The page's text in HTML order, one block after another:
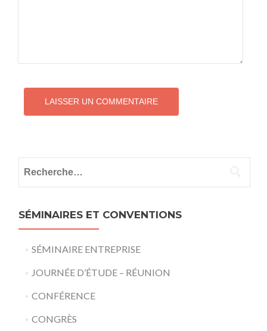
SÉMINAIRES ET CONVENTIONS
SÉMINAIRE ENTREPRISE
JOURNÉE D’ÉTUDE – RÉUNION
CONFÉRENCE
CONGRÈS